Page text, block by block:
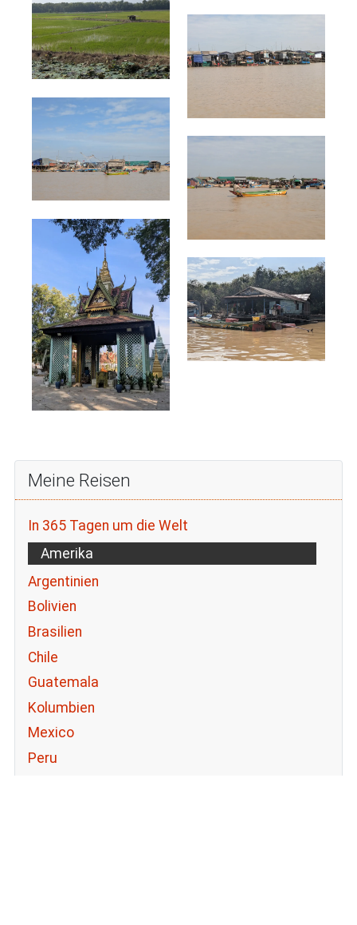
Meine Reisen
In 365 Tagen um die Welt
Amerika
Argentinien
Bolivien
Brasilien
Chile
Guatemala
Kolumbien
Mexico
Peru